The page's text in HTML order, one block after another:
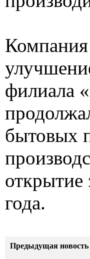
Компания
филиала
бытовых
открытие
года.
Предыдущая новость